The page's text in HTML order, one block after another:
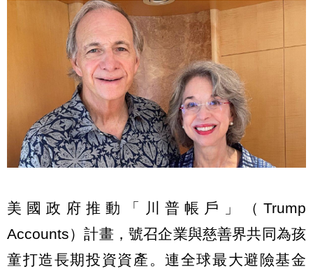
美國政府推動「川普帳戶」（Trump
Accounts）計畫，號召企業與慈善界共同為孩
童打造長期投資資產。連全球最大避險基金